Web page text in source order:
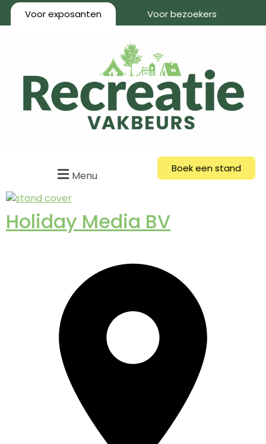
Voor exposanten Voor bezoekers
Menu
Boek een stand
Holiday Media BV